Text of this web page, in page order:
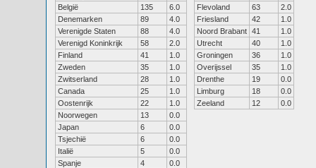
België
135
6.0
Denemarken
89
4.0
Verenigde Staten
88
4.0
Verenigd Koninkrijk
58
2.0
Finland
41
1.0
Zweden
35
1.0
Zwitserland
28
1.0
Canada
25
1.0
Oostenrijk
22
1.0
Noorwegen
13
0.0
Japan
6
0.0
Tsjechië
6
0.0
Italië
5
0.0
Spanje
4
0.0
Flevoland
63
2.0
Friesland
42
1.0
Noord Brabant 41
1.0
Utrecht
40
1.0
Groningen
36
1.0
Overijssel
35
1.0
Drenthe
19
0.0
Limburg
18
0.0
Zeeland
12 0.0